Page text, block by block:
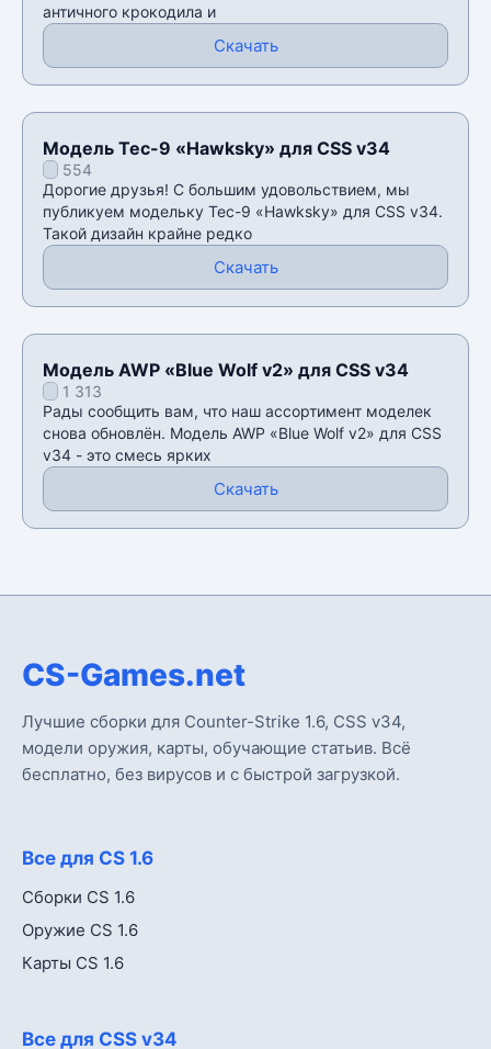
античного крокодила и
Скачать
Модель Tec-9 «Hawksky» для CSS v34
554
Дорогие друзья! С большим удовольствием, мы
публикуем модельку Tec-9 «Hawksky» для CSS v34.
Такой дизайн крайне редко
Скачать
Модель AWP «Blue Wolf v2» для CSS v34
1 313
Рады сообщить вам, что наш ассортимент моделек
снова обновлён. Модель AWP «Blue Wolf v2» для CSS
v34 - это смесь ярких
Скачать
CS-Games.net
Лучшие сборки для Counter-Strike 1.6, CSS v34,
модели оружия, карты, обучающие статьив. Всё
бесплатно, без вирусов и с быстрой загрузкой.
Все для CS 1.6
Сборки CS 1.6
Оружие CS 1.6
Карты CS 1.6
Все для CSS v34